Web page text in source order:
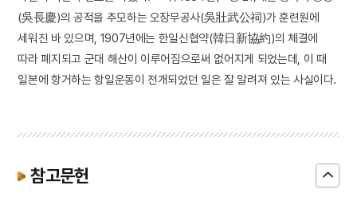
(吳長慶)의 공적을 추모하는 오장무공사(吳壯武公祠)가 훈련원에
세워진 바 있으며, 1907년에는 한일신협약(韓日新協約)의 체결에
따라 폐지되고 군대 해산이 이루어짐으로써 없어지게 되었는데, 이 때
일본에 항거하는 항일운동이 전개되었던 일은 잘 알려져 있는 사실이다.
참고문헌